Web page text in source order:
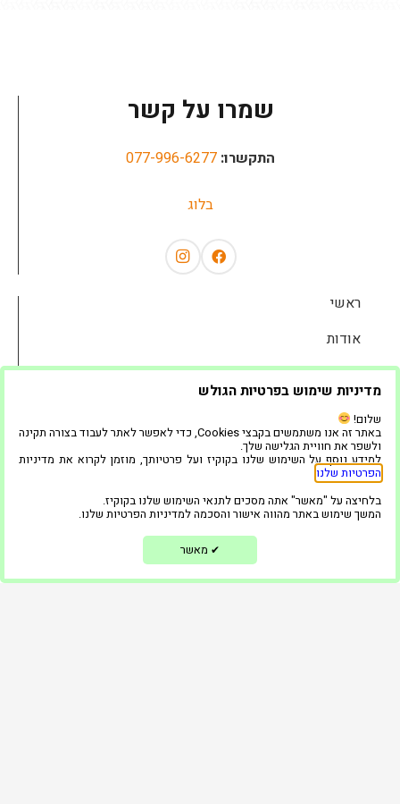
שמרו על קשר
התקשרו: 077-996-6277
בלוג
ראשי
אודות
השכרת ציוד לאירועים
שאלות נפוצות
גלריה
המוצרים שלנו
בלוג
צור קשר
מדיניות שימוש בפרטיות הגולש
שלום!
באתר זה אנו משתמשים בקבצי Cookies, כדי לאפשר לאתר לעבוד בצורה תקינה
ולשפר את חוויית הגלישה שלך.
למידע נוסף על השימוש שלנו בקוקיז ועל פרטיותך, מוזמן לקרוא את מדיניות
הפרטיות שלנו
בלחיצה על "מאשר" אתה מסכים לתנאי השימוש שלנו בקוקיז.
המשך שימוש באתר מהווה אישור והסכמה למדיניות הפרטיות שלנו.
✔ מאשר